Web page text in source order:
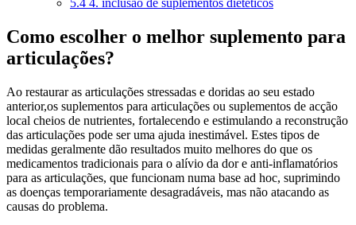
Como escolher o melhor suplemento para
articulações?
Ao restaurar as articulações stressadas e doridas ao seu estado
anterior,os suplementos para articulações ou suplementos de acção
local cheios de nutrientes, fortalecendo e estimulando a reconstrução
das articulações pode ser uma ajuda inestimável. Estes tipos de
medidas geralmente dão resultados muito melhores do que os
medicamentos tradicionais para o alívio da dor e anti-inflamatórios
para as articulações, que funcionam numa base ad hoc, suprimindo
as doenças temporariamente desagradáveis, mas não atacando as
causas do problema.